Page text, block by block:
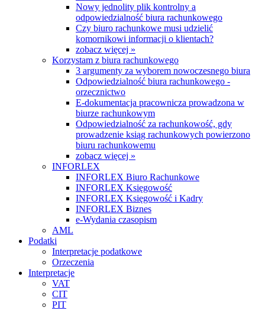
Nowy jednolity plik kontrolny a
odpowiedzialność biura rachunkowego
Czy biuro rachunkowe musi udzielić
komornikowi informacji o klientach?
zobacz więcej »
Korzystam z biura rachunkowego
3 argumenty za wyborem nowoczesnego biura
Odpowiedzialność biura rachunkowego -
orzecznictwo
E-dokumentacja pracownicza prowadzona w
biurze rachunkowym
Odpowiedzialność za rachunkowość, gdy
prowadzenie ksiąg rachunkowych powierzono
biuru rachunkowemu
zobacz więcej »
INFORLEX
INFORLEX Biuro Rachunkowe
INFORLEX Księgowość
INFORLEX Księgowość i Kadry
INFORLEX Biznes
e-Wydania czasopism
AML
Podatki
Interpretacje podatkowe
Orzeczenia
Interpretacje
VAT
CIT
PIT